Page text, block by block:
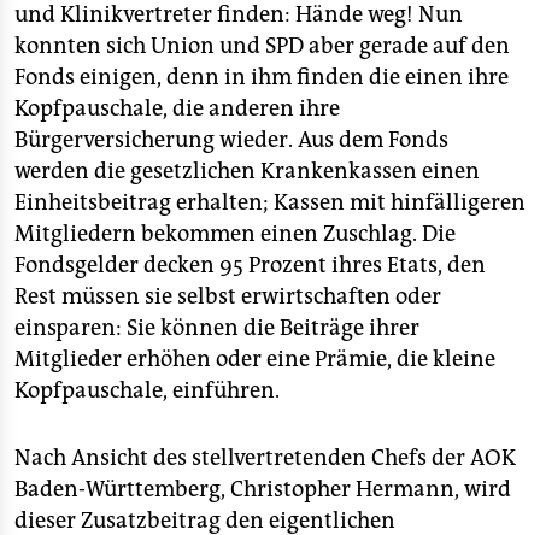
und Klinikvertreter finden: Hände weg! Nun
konnten sich Union und SPD aber gerade auf den
Fonds einigen, denn in ihm finden die einen ihre
Kopfpauschale, die anderen ihre
Bürgerversicherung wieder. Aus dem Fonds
werden die gesetzlichen Krankenkassen einen
Einheitsbeitrag erhalten; Kassen mit hinfälligeren
Mitgliedern bekommen einen Zuschlag. Die
Fondsgelder decken 95 Prozent ihres Etats, den
Rest müssen sie selbst erwirtschaften oder
einsparen: Sie können die Beiträge ihrer
Mitglieder erhöhen oder eine Prämie, die kleine
Kopfpauschale, einführen.
Nach Ansicht des stellvertretenden Chefs der AOK
Baden-Württemberg, Christopher Hermann, wird
dieser Zusatzbeitrag den eigentlichen